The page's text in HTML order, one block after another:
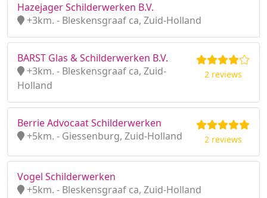
Hazejager Schilderwerken B.V.
+3km. - Bleskensgraaf ca, Zuid-Holland
BARST Glas & Schilderwerken B.V.
+3km. - Bleskensgraaf ca, Zuid-
Holland
2 reviews
Berrie Advocaat Schilderwerken
+5km. - Giessenburg, Zuid-Holland
2 reviews
Vogel Schilderwerken
+5km. - Bleskensgraaf ca, Zuid-Holland